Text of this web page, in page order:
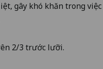
gây khó khăn trong việc
2/3 trước lưỡi.